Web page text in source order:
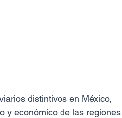
distintivos en México,
y económico de las